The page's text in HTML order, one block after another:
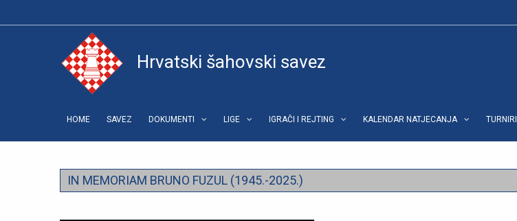
Hrvatski šahovski savez
HOME SAVEZ DOKUMENTI LIGE IGRAČI I REJTING KALENDAR NATJECANJA TURNIRI
IN MEMORIAM BRUNO FUZUL (1945.-2025.)